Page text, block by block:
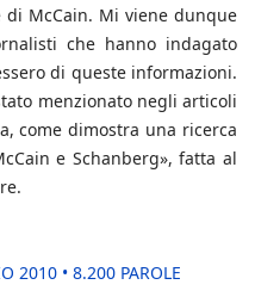
McCain. Mi viene dunque
che hanno indagato
di queste informazioni.
menzionato negli articoli
come dimostra una ricerca
e Schanberg», fatta al
2010 • 8.200 PAROLE